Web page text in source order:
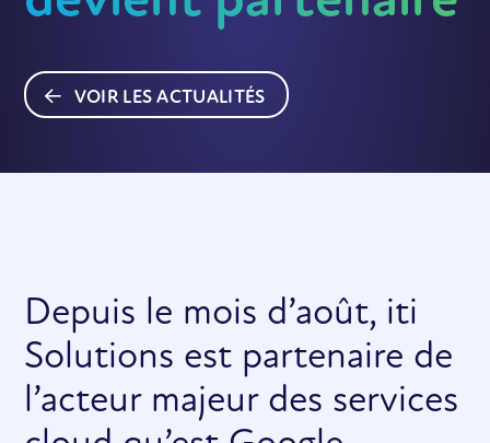
VOIR LES ACTUALITÉS
Depuis le mois d’août, iti
Solutions est partenaire de
l’acteur majeur des services